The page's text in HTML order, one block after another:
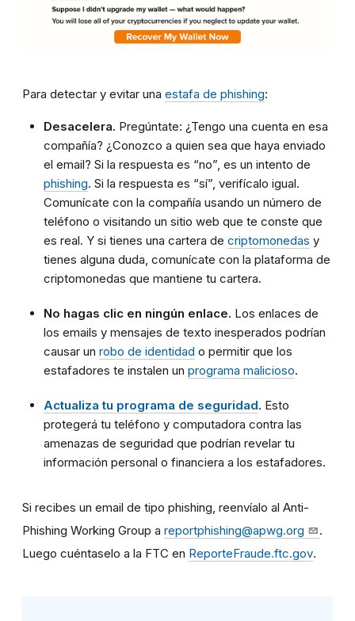
Para detectar y evitar una estafa de phishing:
Desacelera. Pregúntate: ¿Tengo una cuenta en esa
compañía? ¿Conozco a quien sea que haya enviado
el email? Si la respuesta es “no”, es un intento de
phishing. Si la respuesta es “sí”, verifícalo igual.
Comunícate con la compañía usando un número de
teléfono o visitando un sitio web que te conste que
es real. Y si tienes una cartera de criptomonedas y
tienes alguna duda, comunícate con la plataforma de
criptomonedas que mantiene tu cartera.
No hagas clic en ningún enlace. Los enlaces de
los emails y mensajes de texto inesperados podrían
causar un robo de identidad o permitir que los
estafadores te instalen un programa malicioso.
Actualiza tu programa de seguridad. Esto
protegerá tu teléfono y computadora contra las
amenazas de seguridad que podrían revelar tu
información personal o financiera a los estafadores.
Si recibes un email de tipo phishing, reenvíalo al Anti-
Phishing Working Group a reportphishing@apwg.org
.
Luego cuéntaselo a la FTC en ReporteFraude.ftc.gov.